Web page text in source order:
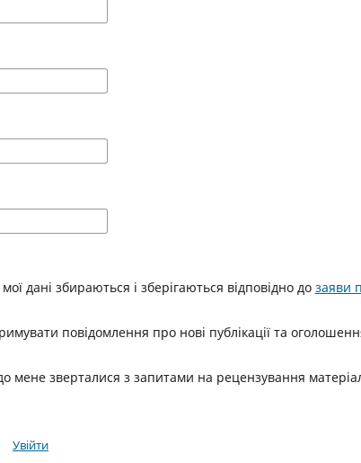
дані збираються і зберігаються відповідно до заяви
повідомлення про нові публікації та
мене зверталися з запитами на рецензування
Увійти